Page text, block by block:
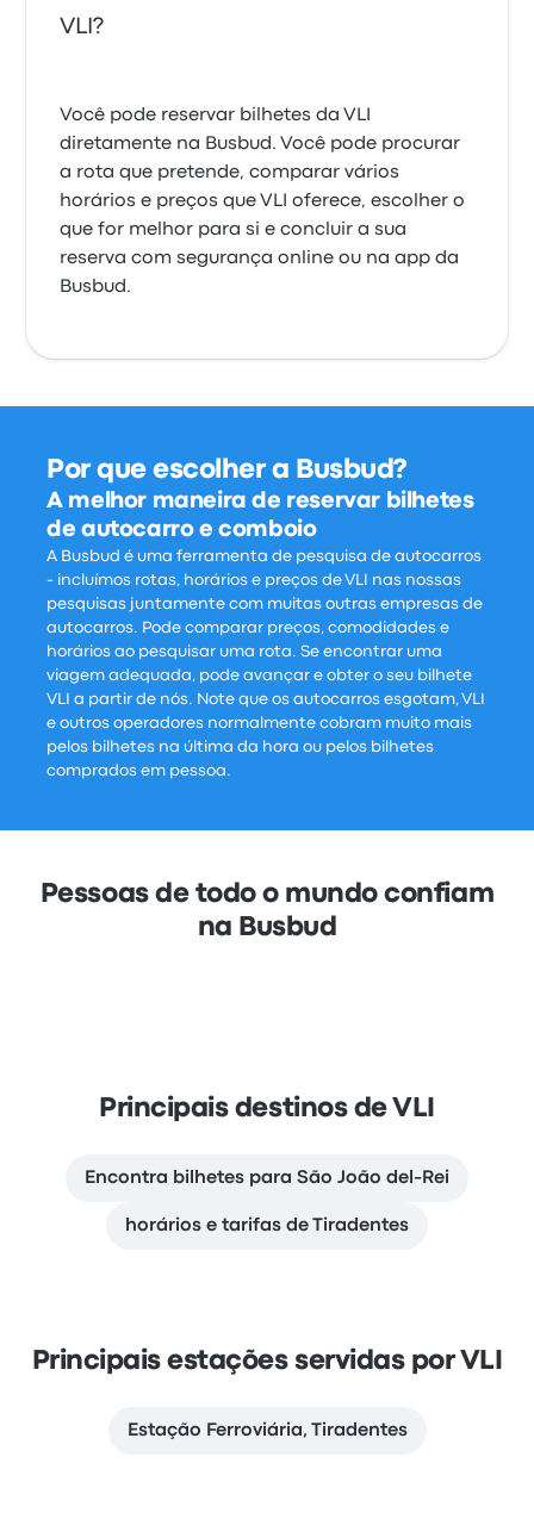
VLI?
Você pode reservar bilhetes da VLI
diretamente na Busbud. Você pode procurar
a rota que pretende, comparar vários
horários e preços que VLI oferece, escolher o
que for melhor para si e concluir a sua
reserva com segurança online ou na app da
Busbud.
Por que escolher a Busbud?
A melhor maneira de reservar bilhetes
de autocarro e comboio
A Busbud é uma ferramenta de pesquisa de autocarros
- incluímos rotas, horários e preços de VLI nas nossas
pesquisas juntamente com muitas outras empresas de
autocarros. Pode comparar preços, comodidades e
horários ao pesquisar uma rota. Se encontrar uma
viagem adequada, pode avançar e obter o seu bilhete
VLI a partir de nós. Note que os autocarros esgotam, VLI
e outros operadores normalmente cobram muito mais
pelos bilhetes na última da hora ou pelos bilhetes
comprados em pessoa.
Pessoas de todo o mundo confiam
na Busbud
Principais destinos de VLI
Encontra bilhetes para São João del-Rei
horários e tarifas de Tiradentes
Principais estações servidas por VLI
Estação Ferroviária, Tiradentes